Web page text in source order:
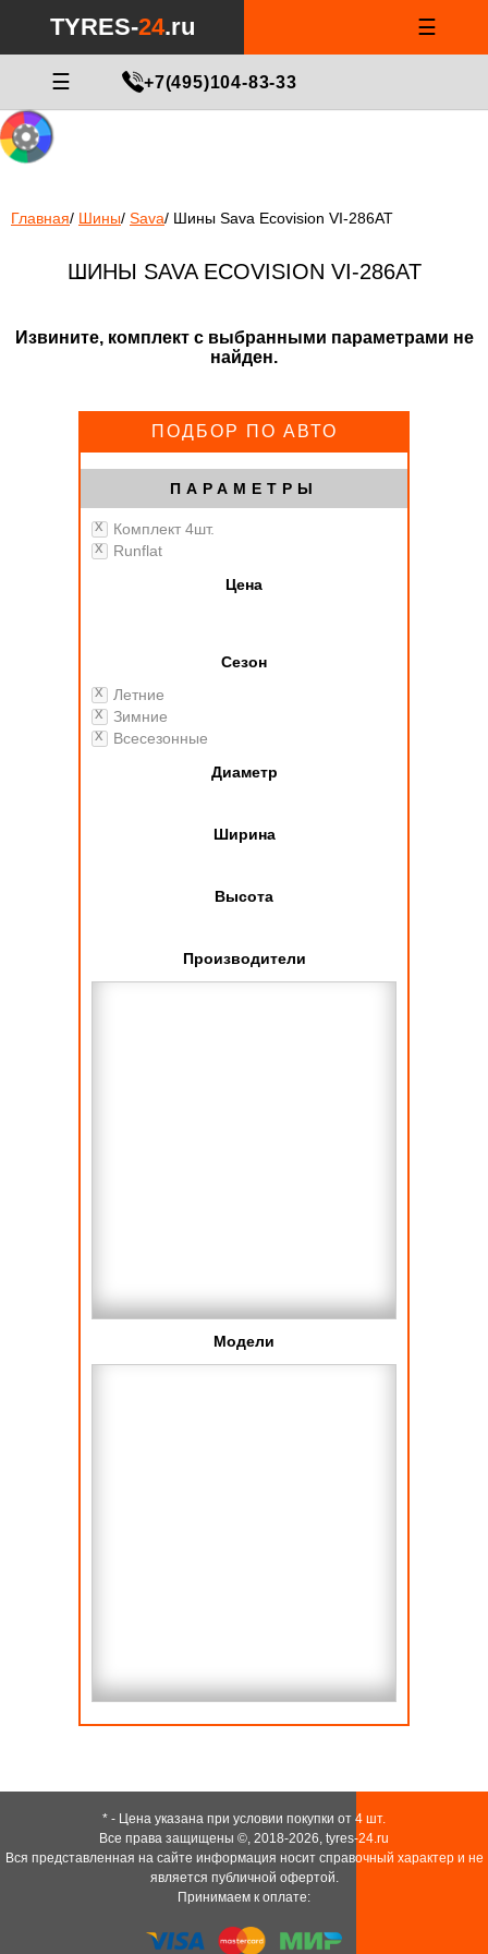
24.ru/html/catalog/controller/product/shinydiski.php
on line
TYRES-24.ru ☰
☰ +7(495)104-83-33
Главная/ Шины/ Sava/ Шины Sava Ecovision VI-286AT
ШИНЫ SAVA ECOVISION VI-286AT
Извините, комплект с выбранными параметрами не
найден.
ПОДБОР ПО АВТО
ПАРАМЕТРЫ
Комплект 4шт.
Runflat
Цена
Сезон
Летние
Зимние
Всесезонные
Диаметр
Ширина
Высота
Производители
Модели
* - Цена указана при условии покупки от 4 шт.
Все права защищены ©, 2018-2026, tyres-24.ru
Вся представленная на сайте информация носит справочный характер и не
является публичной офертой.
Принимаем к оплате: